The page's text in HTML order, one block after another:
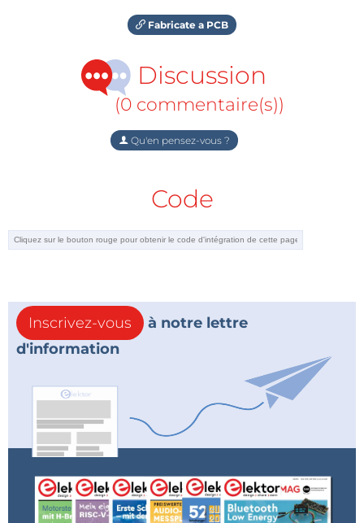
Fabricate a PCB
Discussion
(0 commentaire(s))
Qu'en pensez-vous ?
Code
Inscrivez-vous
à notre lettre
d'information